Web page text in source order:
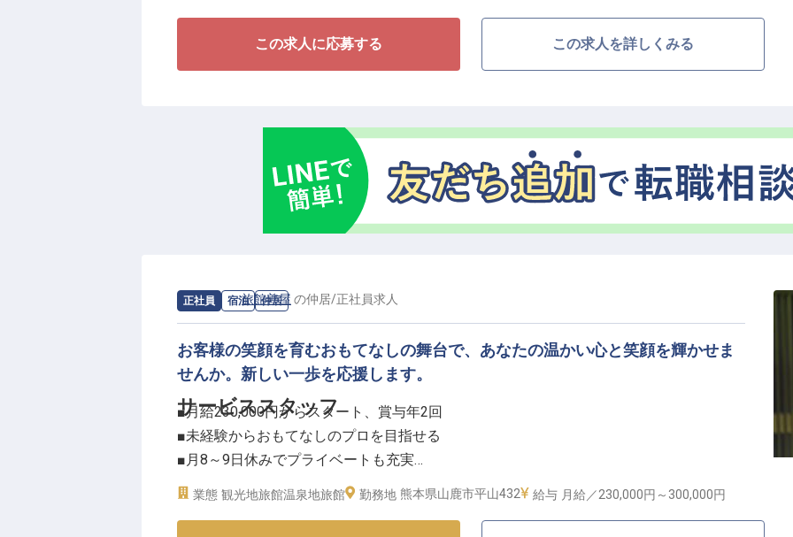
★住宅手当、家族手当など豊富な手当で収入アップ
◆旅館部門と料理部門でトップクラスの評価受賞！
当館は「ミシュランガイド福岡・佐賀・長崎2019特別版」において、旅館部門で快適度
が最高評価の5つ星、料理部門においても優れた料理を示す1つ星と2部門で同時受賞しま
した！2024年より開始されたホテル評価においても、「1ミシュランキー」を2年連続獲
にて、1992年に開業した「旅亭半水盧」。全14室離れで日本の伝統と自然を大切にした
空間で、お客様に至福の寛ぎを提供しています。歴史と実績を誇る当館で、心安らぎなが
らのキャリアを描いてみませんか？
この求人に応募する この求人を詳しくみる
正社員 宿泊 仲居
サービススタッフ
求人情報：旅館善屋 の仲居/正社員求人
お客様の笑顔を育むおもてなしの舞台で、あなたの温かい心と笑顔を輝かせま
せんか。新しい一歩を応援します。
■月給230,000円からスタート、賞与年2回
■未経験からおもてなしのプロを目指せる
■月8～9日休みでプライベートも充実
■長く安心して働ける充実の福利厚生
業態 観光地旅館温泉地旅館 勤務地 熊本県山鹿市平山432 給与 月給／230,000円～ 300,000円